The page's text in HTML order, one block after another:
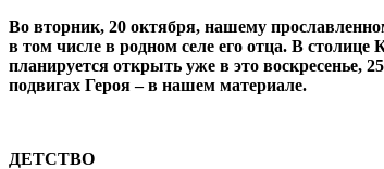
Во вторник, 20 октября, нашему
в том числе в родном селе его отца. В
планируется открыть уже в это воскресенье,
подвигах Героя – в нашем материале.
ДЕТСТВО